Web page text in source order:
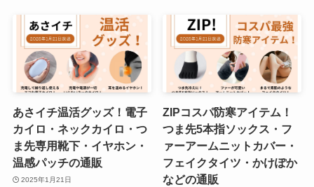
あさイチ温活グッズ！電子
カイロ・ネックカイロ・つ
ま先専用靴下・イヤホン・
温感パッチの通販
2025年1月21日
ZIPコスパ防寒アイテム！
つま先5本指ソックス・フ
ァーアームニットカバー・
フェイクタイツ・かけぽか
などの通販